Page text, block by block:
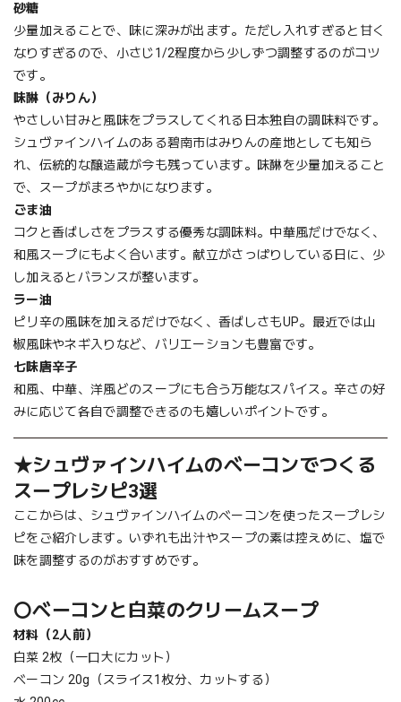
砂糖
少量加えることで、味に深みが出ます。ただし入れすぎると甘く
なりすぎるので、小さじ1/2程度から少しずつ調整するのがコツ
です。
味醂（みりん）
やさしい甘みと風味をプラスしてくれる日本独自の調味料です。
シュヴァインハイムのある碧南市はみりんの産地としても知ら
れ、伝統的な醸造蔵が今も残っています。味醂を少量加えること
で、スープがまろやかになります。
ごま油
コクと香ばしさをプラスする優秀な調味料。中華風だけでなく、
和風スープにもよく合います。献立がさっぱりしている日に、少
し加えるとバランスが整います。
ラー油
ピリ辛の風味を加えるだけでなく、香ばしさもUP。最近では山
椒風味やネギ入りなど、バリエーションも豊富です。
七味唐辛子
和風、中華、洋風どのスープにも合う万能なスパイス。辛さの好
みに応じて各自で調整できるのも嬉しいポイントです。
★シュヴァインハイムのベーコンでつくる
スープレシピ3選
ここからは、シュヴァインハイムのベーコンを使ったスープレシ
ピをご紹介します。いずれも出汁やスープの素は控えめに、塩で
味を調整するのがおすすめです。
〇ベーコンと白菜のクリームスープ
材料（2人前）
白菜 2枚（一口大にカット）
ベーコン 20g（スライス1枚分、カットする）